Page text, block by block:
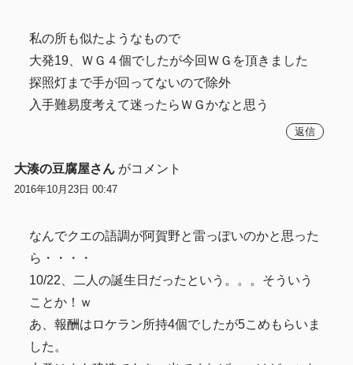
私の所も似たようなもので
大発19、ＷＧ４個でしたが今回ＷＧを頂きました
探照灯まで手が回ってないので除外
入手難易度考えて迷ったらＷＧかなと思う
返信
大湊の豆腐屋さん がコメント
2016年10月23日 00:47
なんでクエの語調が阿賀野と雷っぽいのかと思った
ら・・・・
10/22、二人の誕生日だったという。。。そういう
ことか！ｗ
あ、報酬はロケラン所持4個でしたが5こめもらいま
した。